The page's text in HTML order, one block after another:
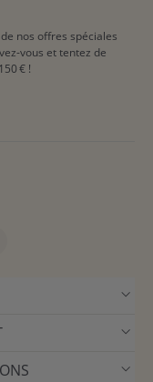
nos offres spéciales
vous et tentez de
€ !